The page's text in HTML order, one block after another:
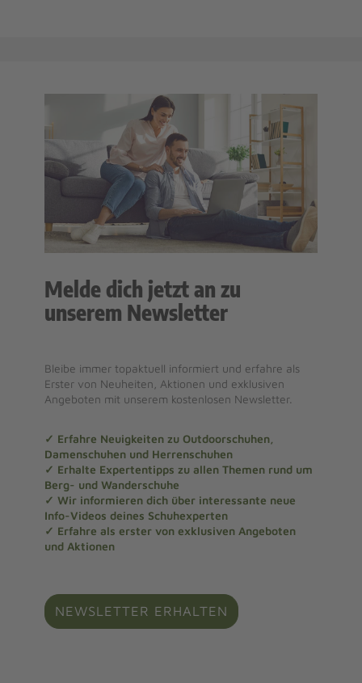
Melde dich jetzt an zu
unserem Newsletter
Bleibe immer topaktuell informiert und erfahre als
Erster von Neuheiten, Aktionen und exklusiven
Angeboten mit unserem kostenlosen Newsletter.
✓ Erfahre Neuigkeiten zu Outdoorschuhen,
Damenschuhen und Herrenschuhen
✓ Erhalte Expertentipps zu allen Themen rund um
Berg- und Wanderschuhe
✓ Wir informieren dich über interessante neue
Info-Videos deines Schuhexperten
✓ Erfahre als erster von exklusiven Angeboten
und Aktionen
NEWSLETTER ERHALTEN